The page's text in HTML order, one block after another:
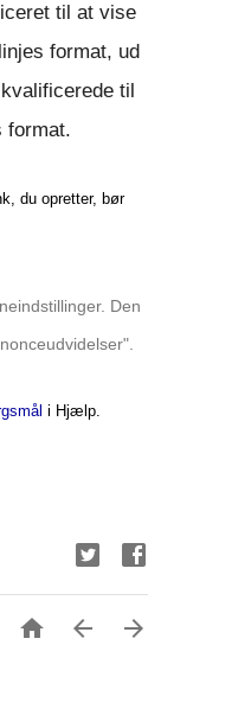
til at vise
format, ud
til
format.
du opretter, bør
Den
i Hjælp.
  